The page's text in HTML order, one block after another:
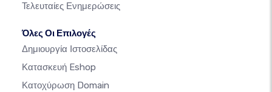
Τελευταίες Ενημερώσεις
Όλες Οι Επιλογές
Δημιουργία Ιστοσελίδας
Κατασκευή Eshop
Κατοχύρωση Domain